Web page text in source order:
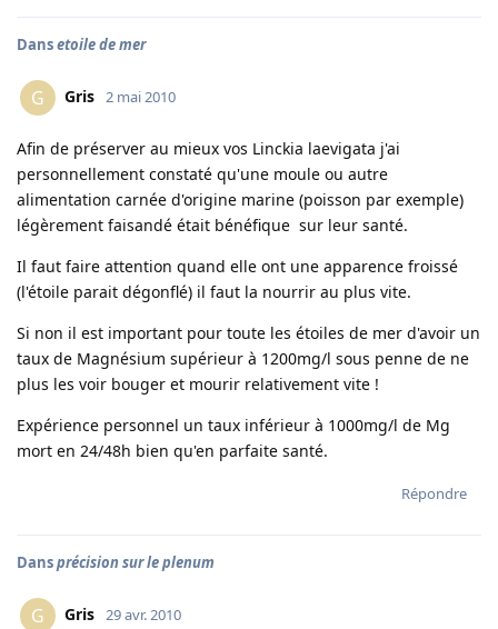
Dansetoile de mer
G Gris 2 mai 2010
Afin de préserver au mieux vos Linckia laevigata j'ai
personnellement constaté qu'une moule ou autre
alimentation carnée d'origine marine (poisson par exemple)
légèrement faisandé était bénéfique sur leur santé.
Il faut faire attention quand elle ont une apparence froissé
(l'étoile parait dégonflé) il faut la nourrir au plus vite.
Si non il est important pour toute les étoiles de mer d'avoir un
taux de Magnésium supérieur à 1200mg/l sous penne de ne
plus les voir bouger et mourir relativement vite !
Expérience personnel un taux inférieur à 1000mg/l de Mg
mort en 24/48h bien qu'en parfaite santé.
Répondre
Dansprécision sur le plenum
G Gris 29 avr. 2010